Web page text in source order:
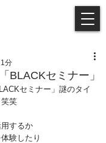
BLACKセミナー」
分
セミナー」謎のタイ
笑笑
するか
験したり